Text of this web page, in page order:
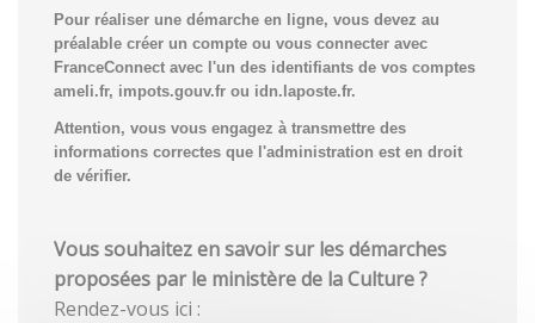
Pour réaliser une démarche en ligne, vous devez au
préalable créer un compte ou vous connecter avec
FranceConnect avec l'un des identifiants de vos comptes
ameli.fr, impots.gouv.fr ou idn.laposte.fr.
Attention, vous vous engagez à transmettre des
informations correctes que l'administration est en droit
de vérifier.
Vous souhaitez en savoir sur les démarches
proposées par le ministère de la Culture ?
Rendez-vous ici :